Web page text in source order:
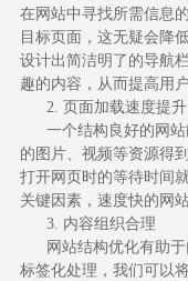
在网站中寻找所需信息
目标页面，这无疑会降
设计出简洁明了的导航
趣的内容，从而提高用户
2. 页面加载速度提升
一个结构良好的网站
的图片、视频等资源得
打开网页时的等待时间
关键因素，速度快的网
3. 内容组织合理
网站结构优化有助于
标签化处理，我们可以